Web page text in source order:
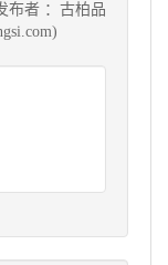
布者 ：古柏品